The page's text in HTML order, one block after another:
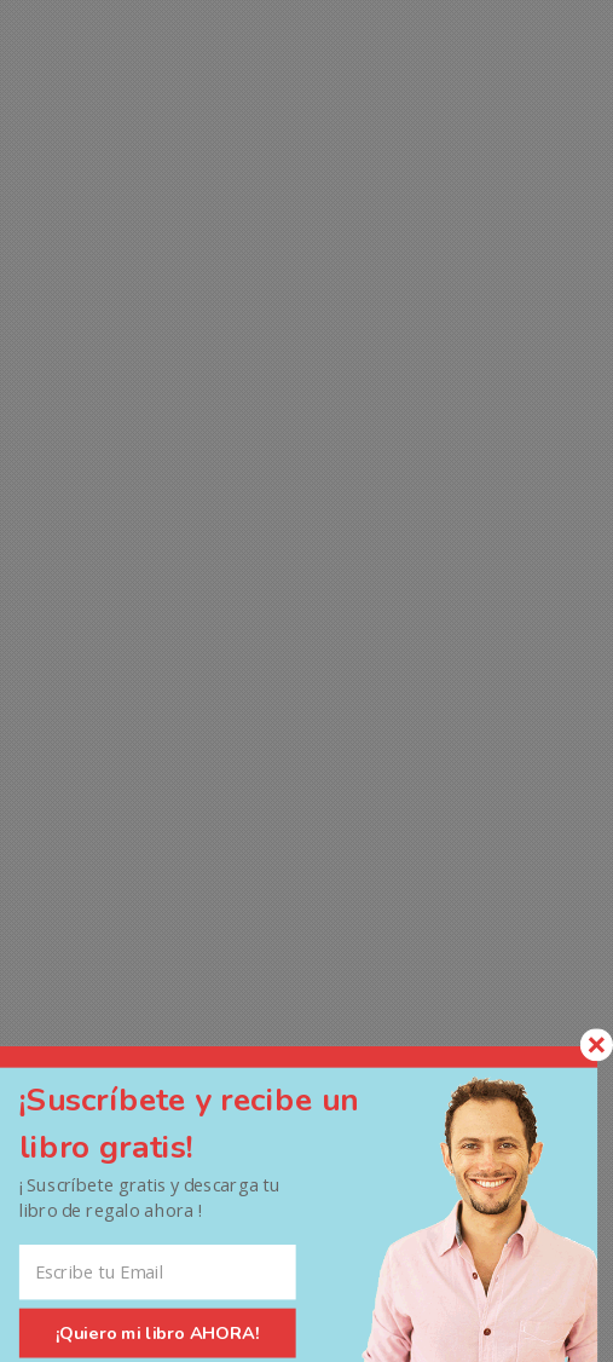
¡Suscríbete y recibe un
libro gratis!
¡ Suscríbete gratis y descarga tu
libro de regalo ahora !
¡Quiero mi libro AHORA!